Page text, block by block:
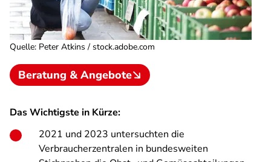
Quelle: Peter Atkins / stock.adobe.com
Beratung & Angebote
Das Wichtigste in Kürze:
2021 und 2023 untersuchten die
Verbraucherzentralen in bundesweiten